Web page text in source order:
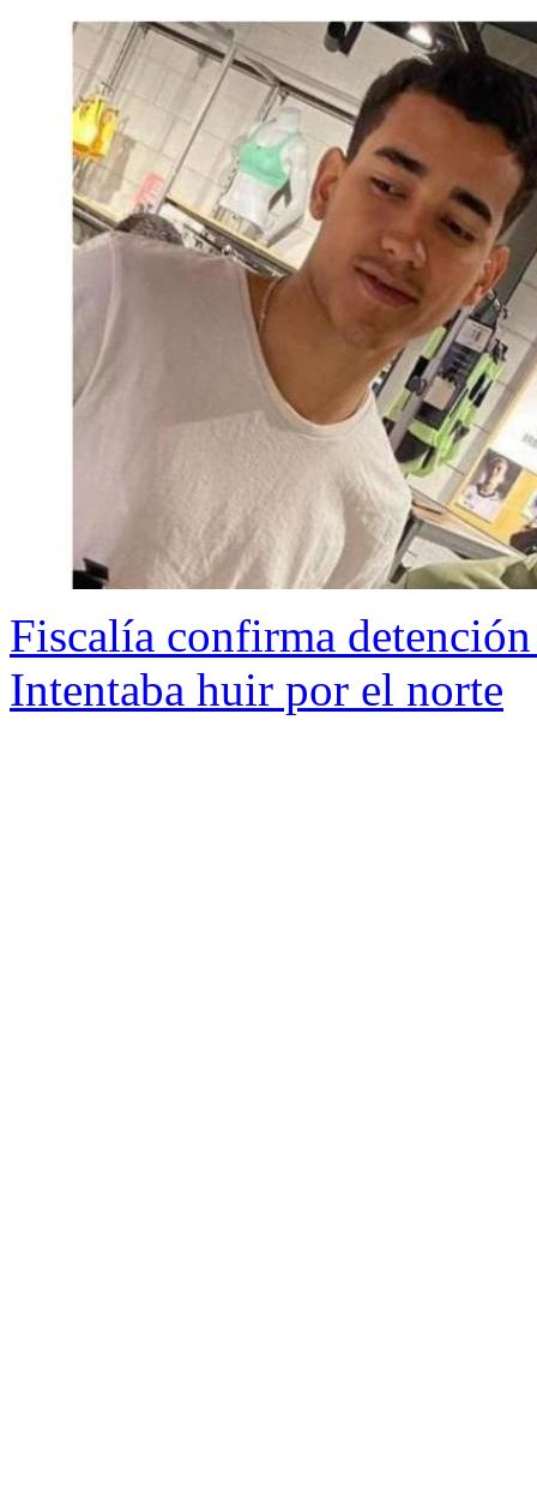
Fiscalía confirma
Intentaba huir por el norte